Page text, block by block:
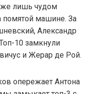
лишь чудом
помятой машине. За
Александр
10 замкнули
и Жерар де Рой.
опережает Антона